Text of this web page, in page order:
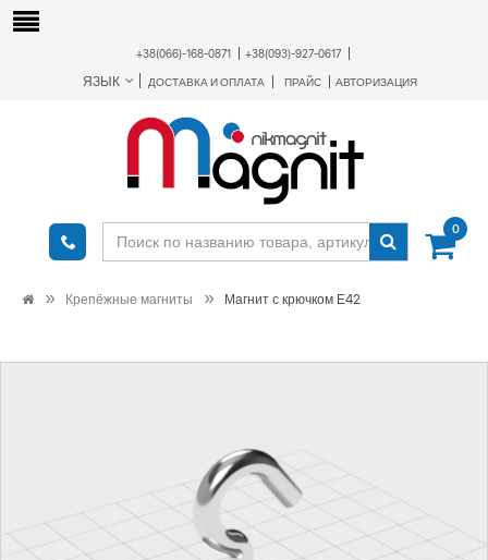
+38(066)-168-0871 +38(093)-927-0617
ЯЗЫК ДОСТАВКА И ОПЛАТА ПРАЙС АВТОРИЗАЦИЯ
0
Крепёжные магниты Магнит с крючком Е42